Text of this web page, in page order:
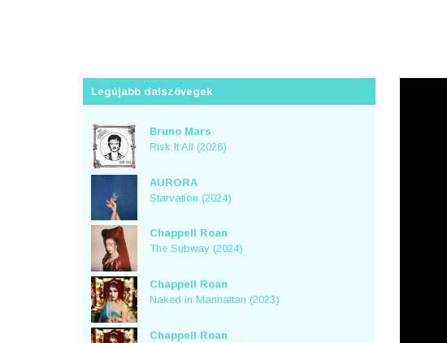
Legújabb dalszövegek
Bruno Mars
Risk It All (2026)
AURORA
Starvation (2024)
Chappell Roan
The Subway (2024)
Chappell Roan
Naked in Manhattan (2023)
Chappell Roan